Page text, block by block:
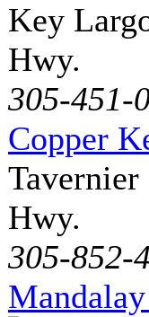
Key
Hwy.
305-451-
Copper
Tavernier
Hwy.
305-852-